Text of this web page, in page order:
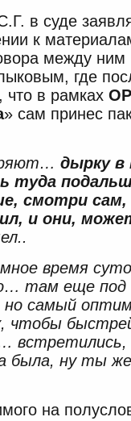
в суде
к
между
где
что в рамках
» сам принес
дырку в
туда
смотри
и они,
время
там еще под
самый
чтобы
была, ну ты же
на